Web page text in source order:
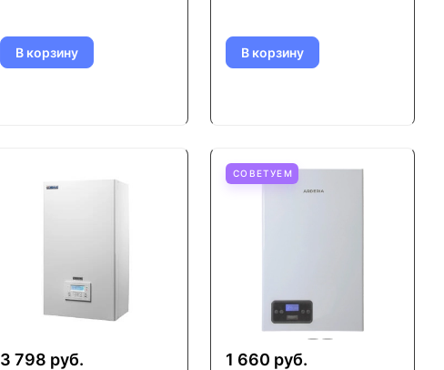
В корзину В корзину
3 798 руб.
СОВЕТУЕМ
1 660 руб.